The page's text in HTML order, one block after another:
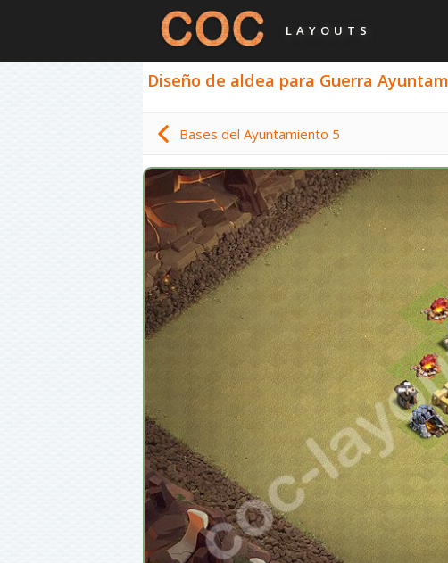
LAYOUTS
Diseño de aldea para Guerra
Bases del Ayuntamiento 5